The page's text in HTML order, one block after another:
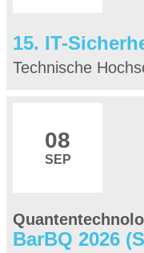
15. IT-
Technische
08
SEP
BarBQ 2026